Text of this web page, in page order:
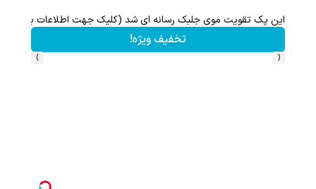
این پک تقویت موی جلبک رسانه ای شد (کلیک جهت اطلاعات بیشتر)
تخفیف ویژه!
‹
›